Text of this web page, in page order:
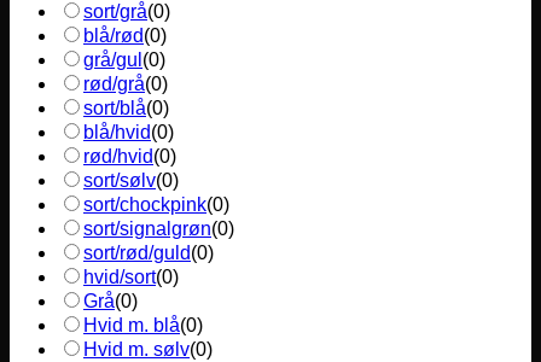
sort/grå(0)
blå/rød(0)
grå/gul (0)
rød/grå(0)
sort/blå(0)
blå/hvid(0)
rød/hvid(0)
sort/sølv(0)
sort/chockpink(0)
sort/signalgrøn(0)
sort/rød/guld(0)
hvid/sort(0)
Grå(0)
Hvid m. blå(0)
Hvid m. sølv(0)